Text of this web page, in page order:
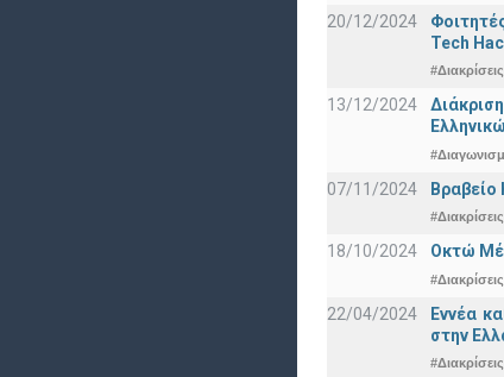
20/12/2024
Tech
#Διακρίσεις
13/12/2024
07/11/2024 Βραβείο
#Διακρίσεις
18/10/2024 Οκτώ
#Διακρίσεις
22/04/2024
Εννέα
στην
#Διακρίσεις